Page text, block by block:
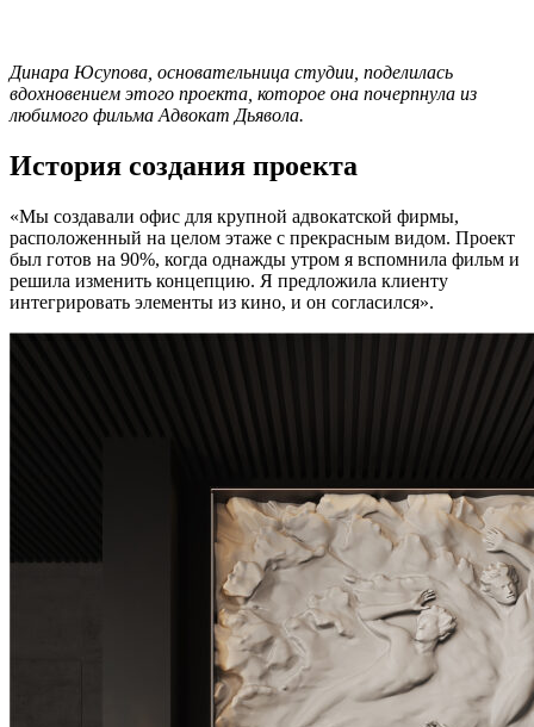
Динара Юсупова, основательница студии, поделилась
вдохновением этого проекта, которое она почерпнула из
любимого фильма Адвокат Дьявола.
История создания проекта
«Мы создавали офис для крупной адвокатской фирмы,
расположенный на целом этаже с прекрасным видом. Проект
был готов на 90%, когда однажды утром я вспомнила фильм и
решила изменить концепцию. Я предложила клиенту
интегрировать элементы из кино, и он согласился».